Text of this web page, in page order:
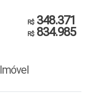
R$348.371
R$834.985